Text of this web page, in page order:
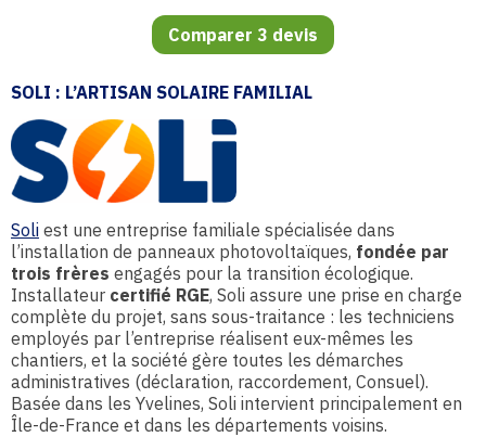
Comparer 3 devis
SOLI : L’ARTISAN SOLAIRE FAMILIAL
Soli est une entreprise familiale spécialisée dans
l’installation de panneaux photovoltaïques, fondée par
trois frères engagés pour la transition écologique.
Installateur certifié RGE, Soli assure une prise en charge
complète du projet, sans sous-traitance : les techniciens
employés par l’entreprise réalisent eux-mêmes les
chantiers, et la société gère toutes les démarches
administratives (déclaration, raccordement, Consuel).
Basée dans les Yvelines, Soli intervient principalement en
Île-de-France et dans les départements voisins.